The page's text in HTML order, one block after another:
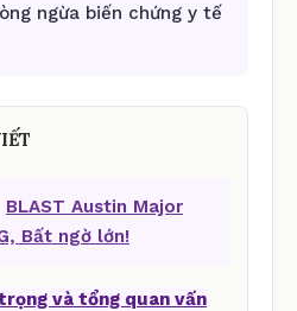
ngừa biến chứng y tế
BLAST Austin Major
Bất ngờ lớn!
và tổng quan vấn